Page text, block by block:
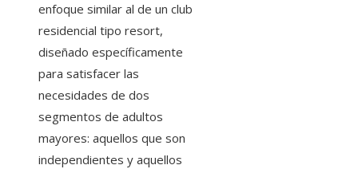
enfoque similar al de un club
residencial tipo resort,
diseñado específicamente
para satisfacer las
necesidades de dos
segmentos de adultos
mayores: aquellos que son
independientes y aquellos